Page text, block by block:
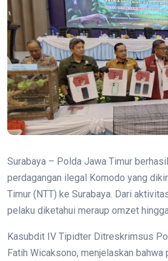
Surabaya – Polda Jawa Timur
perdagangan ilegal Komodo yang
Timur (NTT) ke Surabaya. Dari
pelaku diketahui meraup omzet
Kasubdit IV Tipidter Ditreskrimsus
Fatih Wicaksono, menjelaskan bahwa